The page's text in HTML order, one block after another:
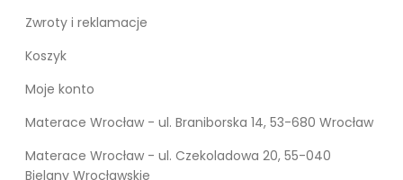
Zwroty i reklamacje
Koszyk
Moje konto
Materace Wrocław - ul. Braniborska 14, 53-680 Wrocław
Materace Wrocław - ul. Czekoladowa 20, 55-040
Bielany Wrocławskie